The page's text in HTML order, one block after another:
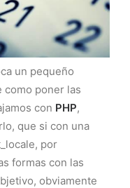
un pequeño
como poner las
con PHP,
que si con una
por
formas con las
obviamente